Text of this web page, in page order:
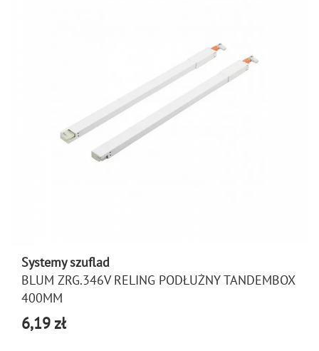
Systemy szuflad
BLUM ZRG.346V RELING PODŁUŻNY TANDEMBOX
400MM
6,19 zł